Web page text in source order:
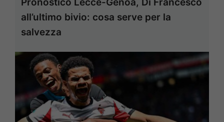
all’ultimo bivio: cosa serve per la
salvezza